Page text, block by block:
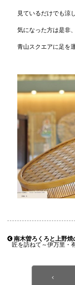
見ているだけでも涼
気になった方は是非、
青山スクエアに足を
南木曽ろくろと上野焼
匠を訪ねて～伊万里